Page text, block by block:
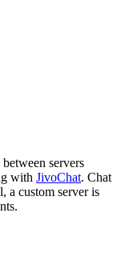
servers
with JivoChat. Chat
a custom server is